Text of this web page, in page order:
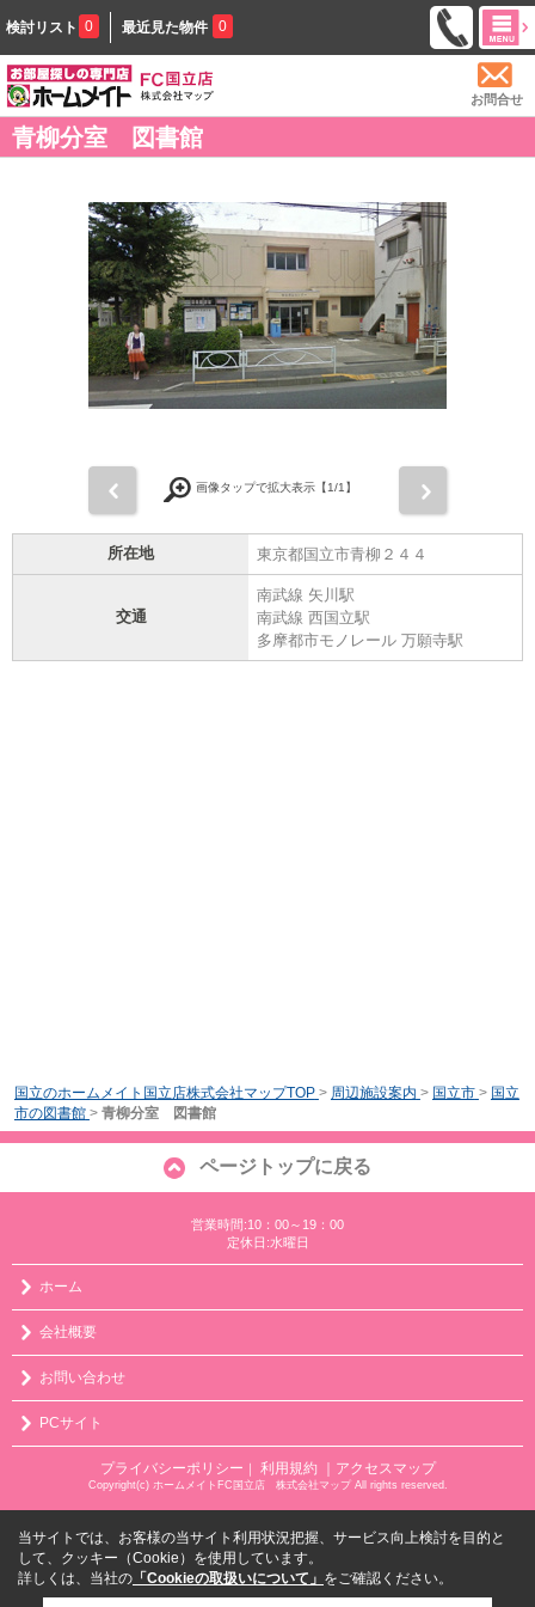
検討リスト 0 最近見た物件 0
お問合せ
青柳分室 図書館
画像タップで拡大表示【1/1】
所在地 東京都国立市青柳２４４
交通
南武線 矢川駅
南武線 西国立駅
多摩都市モノレール 万願寺駅
国立のホームメイト国立店株式会社マップTOP > 周辺施設案内 > 国立市 > 国立
市の図書館 > 青柳分室 図書館
ページトップに戻る
営業時間:10：00～19：00
定休日:水曜日
ホーム
会社概要
お問い合わせ
PCサイト
プライバシーポリシー ｜ 利用規約 ｜アクセスマップ
Copyright(c) ホームメイトFC国立店 株式会社マップ All rights reserved.
当サイトでは、お客様の当サイト利用状況把握、サービス向上検討を目的と
して、クッキー（Cookie）を使用しています。
詳しくは、当社の 「Cookieの取扱いについて」 をご確認ください。